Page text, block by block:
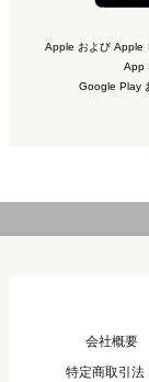
Apple および Apple
App
Google Play
会社概要
特定商取引法